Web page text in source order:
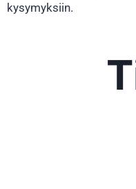
kysymyksiin.